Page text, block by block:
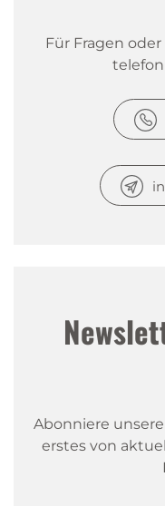
Für Fragen
Abonniere
erstes von